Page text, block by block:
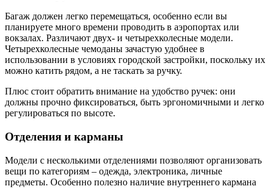
Багаж должен легко перемещаться, особенно если вы
планируете много времени проводить в аэропортах или
вокзалах. Различают двух- и четырехколесные модели.
Четырехколесные чемоданы зачастую удобнее в
использовании в условиях городской застройки, поскольку их
можно катить рядом, а не таскать за ручку.
Плюс стоит обратить внимание на удобство ручек: они
должны прочно фиксироваться, быть эргономичными и легко
регулироваться по высоте.
Отделения и карманы
Модели с несколькими отделениями позволяют организовать
вещи по категориям – одежда, электроника, личные
предметы. Особенно полезно наличие внутреннего кармана